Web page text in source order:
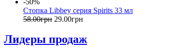
Стопка Libbey серия Spirits 33 мл
58.00грн 29.00грн
Лидеры продаж